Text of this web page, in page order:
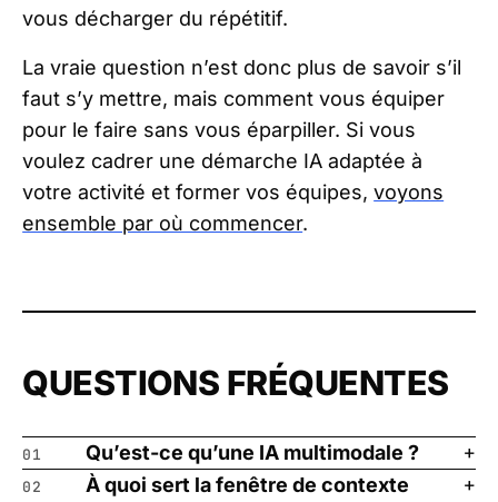
vous décharger du répétitif.
La vraie question n’est donc plus de savoir s’il
faut s’y mettre, mais comment vous équiper
pour le faire sans vous éparpiller. Si vous
voulez cadrer une démarche IA adaptée à
votre activité et former vos équipes,voyons
ensemble par où commencer.
QUESTIONS FRÉQUENTES
01 Qu’est-ce qu’une IA multimodale ?
02
À quoi sert la fenêtre de contexte